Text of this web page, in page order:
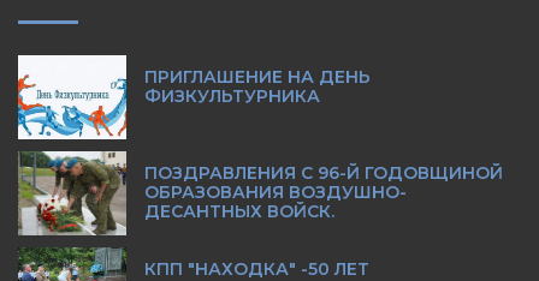
ПРИГЛАШЕНИЕ НА ДЕНЬ
ФИЗКУЛЬТУРНИКА
ПОЗДРАВЛЕНИЯ С 96-Й ГОДОВЩИНОЙ
ОБРАЗОВАНИЯ ВОЗДУШНО-
ДЕСАНТНЫХ ВОЙСК.
КПП "НАХОДКА" -50 ЛЕТ